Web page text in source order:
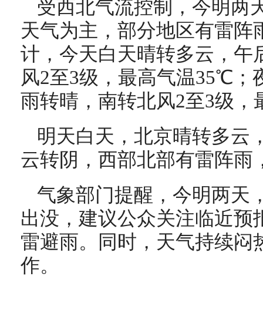
受西北气流控制，今明两
天气为主，部分地区有雷阵
计，今天白天晴转多云，午
风2至3级，最高气温35℃；
雨转晴，南转北风2至3级
明天白天，北京晴转多云
云转阴，西部北部有雷阵
气象部门提醒，今明两天
出没，建议公众关注临近预
雷避雨。同时，天气持续闷
作。